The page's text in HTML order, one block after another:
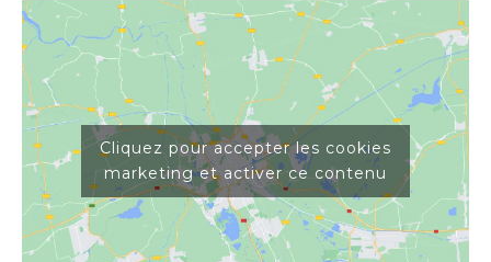
Cliquez pour accepter les cookies
marketing et activer ce contenu